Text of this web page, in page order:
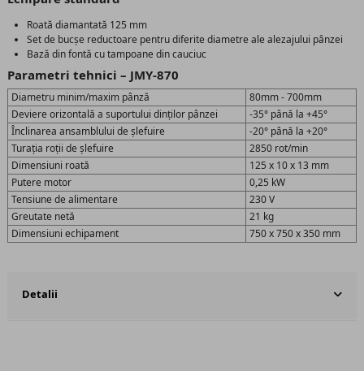
Roată diamantată 125 mm
Set de bucșe reductoare pentru diferite diametre ale alezajului pânzei
Bază din fontă cu tampoane din cauciuc
Parametri tehnici – JMY-870
Diametru minim/maxim pânză
80mm - 700mm
Deviere orizontală a suportului dinților pânzei
-35° până la +45°
Înclinarea ansamblului de șlefuire
-20° până la +20°
Turația roții de șlefuire
2850 rot/min
Dimensiuni roată
125 x 10 x 13 mm
Putere motor
0,25 kW
Tensiune de alimentare
230 V
Greutate netă
21 kg
Dimensiuni echipament
750 x 750 x 350 mm
Detalii